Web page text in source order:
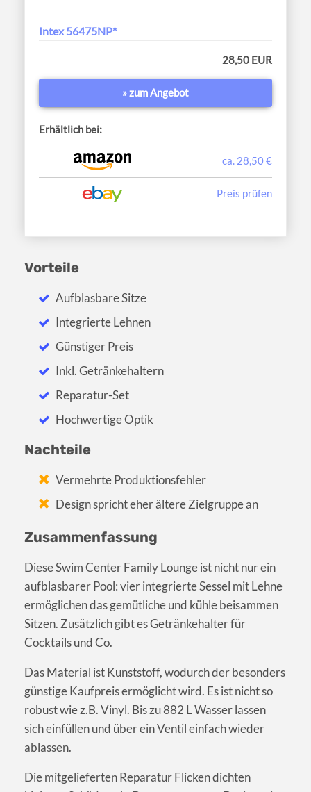
Intex 56475NP*
28,50 EUR
» zum Angebot
Erhältlich bei:
ca. 28,50 €
Preis prüfen
Vorteile
Aufblasbare Sitze
Integrierte Lehnen
Günstiger Preis
Inkl. Getränkehaltern
Reparatur-Set
Hochwertige Optik
Nachteile
Vermehrte Produktionsfehler
Design spricht eher ältere Zielgruppe an
Zusammenfassung
Diese Swim Center Family Lounge ist nicht nur ein
aufblasbarer Pool: vier integrierte Sessel mit Lehne
ermöglichen das gemütliche und kühle beisammen
Sitzen. Zusätzlich gibt es Getränkehalter für
Cocktails und Co.
Das Material ist Kunststoff, wodurch der besonders
günstige Kaufpreis ermöglicht wird. Es ist nicht so
robust wie z.B. Vinyl. Bis zu 882 L Wasser lassen
sich einfüllen und über ein Ventil einfach wieder
ablassen.
Die mitgelieferten Reparatur Flicken dichten